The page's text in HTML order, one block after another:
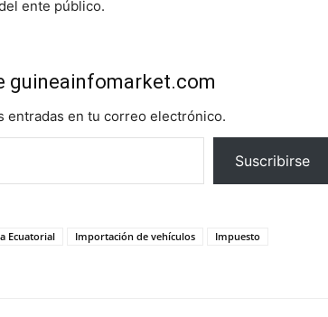
ente público.
guineainfomarket.com
entradas en tu correo electrónico.
Suscribirse
Ecuatorial Importación de vehículos
Impuesto